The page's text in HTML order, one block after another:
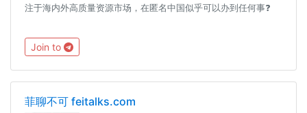
注于海内外高质量资源市场，在匿名中国似乎可以办到任何事❓
Join to
菲聊不可 feitalks.com